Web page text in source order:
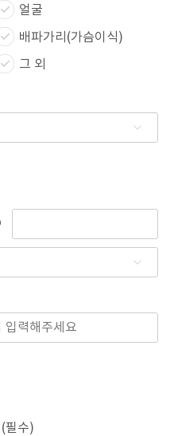
얼굴
배파가리(가슴이식)
그 외
필수)